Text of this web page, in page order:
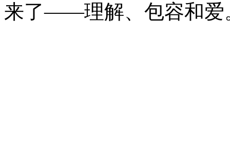
来了——理解、包容和爱